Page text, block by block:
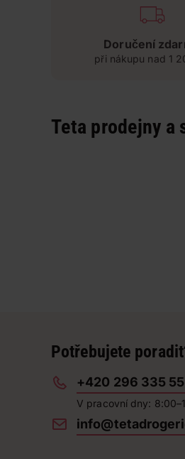
Doručení
při nákupu nad 1
Teta prodejny a
Potřebujete
+420 296 335
V pracovní dny: